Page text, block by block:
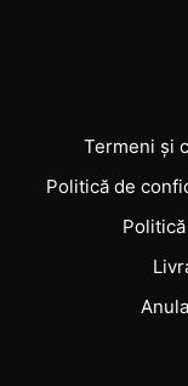
Termeni și
Politică de